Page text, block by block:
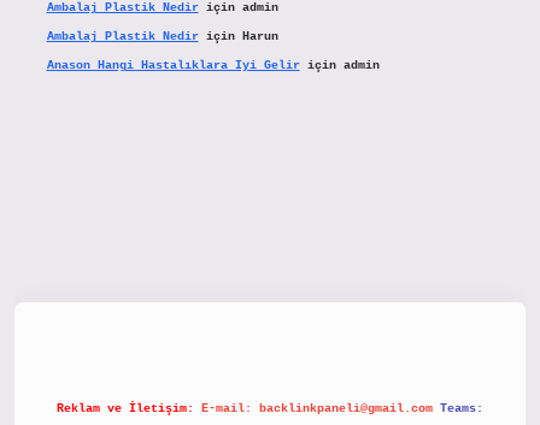
Ambalaj Plastik Nediriçin admin
Ambalaj Plastik Nediriçin Harun
Anason Hangi Hastalıklara Iyi Geliriçin admin
Reklam ve İletişim: E-mail: backlinkpaneli@gmail.com Teams: